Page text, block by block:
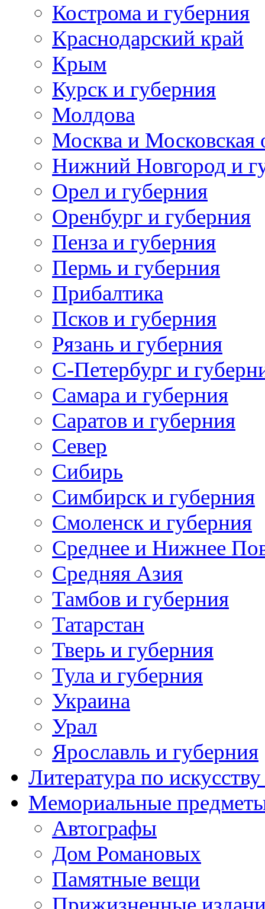
Кострома и губерния
Краснодарский край
Крым
Курск и губерния
Молдова
Москва и Московская
Нижний Новгород и
Орел и губерния
Оренбург и губерния
Пенза и губерния
Пермь и губерния
Прибалтика
Псков и губерния
Рязань и губерния
С-Петербург и
Самара и губерния
Саратов и губерния
Север
Сибирь
Симбирск и губерния
Смоленск и губерния
Среднее и Нижнее
Средняя Азия
Тамбов и губерния
Татарстан
Тверь и губерния
Тула и губерния
Украина
Урал
Ярославль и губерния
Литература по
Мемориальные
Автографы
Дом Романовых
Памятные вещи